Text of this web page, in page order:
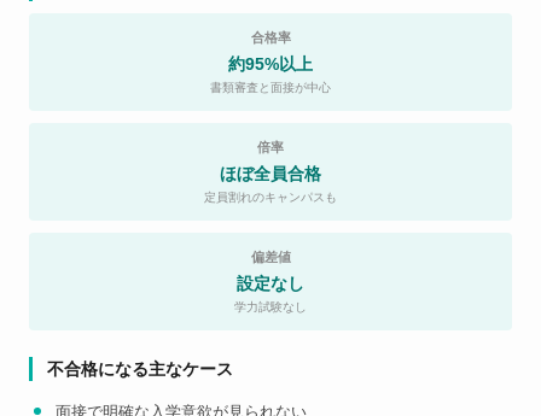
合格率
約95%以上
書類審査と面接が中心
倍率
ほぼ全員合格
定員割れのキャンパスも
偏差値
設定なし
学力試験なし
不合格になる主なケース
面接で明確な入学意欲が見られない